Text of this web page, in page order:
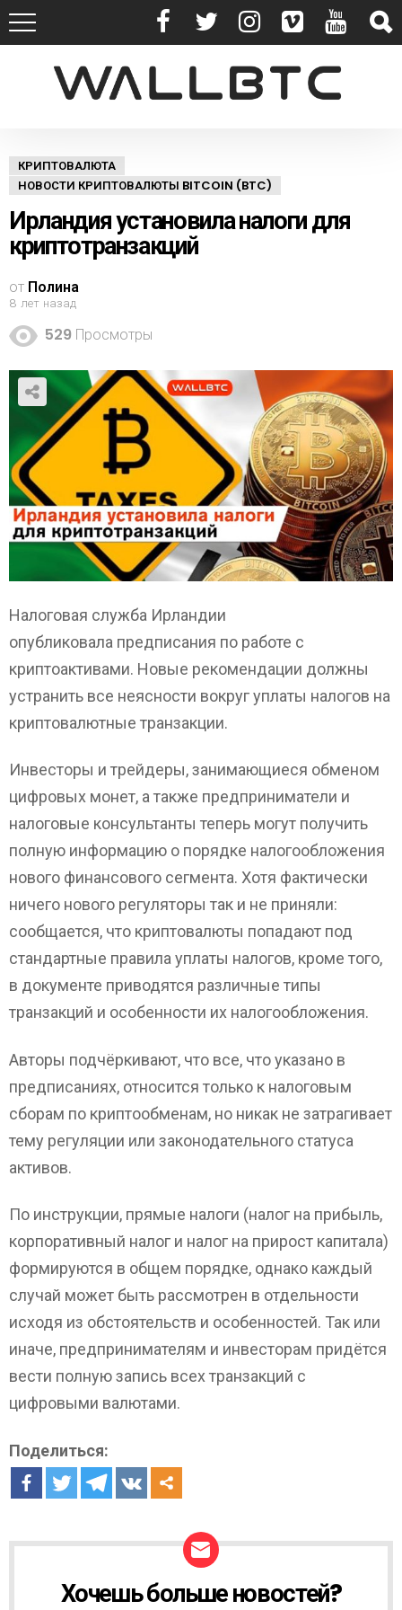
КРИПТОВАЛЮТА
НОВОСТИ КРИПТОВАЛЮТЫ BITCOIN (BTC)
Ирландия установила налоги для
криптотранзакций
от Полина
8 лет назад
529 Просмотры
Налоговая служба Ирландии
опубликовала предписания по работе с
криптоактивами. Новые рекомендации должны
устранить все неясности вокруг уплаты налогов на
криптовалютные транзакции.
Инвесторы и трейдеры, занимающиеся обменом
цифровых монет, а также предприниматели и
налоговые консультанты теперь могут получить
полную информацию о порядке налогообложения
нового финансового сегмента. Хотя фактически
ничего нового регуляторы так и не приняли:
сообщается, что криптовалюты попадают под
стандартные правила уплаты налогов, кроме того,
в документе приводятся различные типы
транзакций и особенности их налогообложения.
Авторы подчёркивают, что все, что указано в
предписаниях, относится только к налоговым
сборам по криптообменам, но никак не затрагивает
тему регуляции или законодательного статуса
активов.
По инструкции, прямые налоги (налог на прибыль,
корпоративный налог и налог на прирост капитала)
формируются в общем порядке, однако каждый
случай может быть рассмотрен в отдельности
исходя из обстоятельств и особенностей. Так или
иначе, предпринимателям и инвесторам придётся
вести полную запись всех транзакций с
цифровыми валютами.
Поделиться:
Хочешь больше новостей?